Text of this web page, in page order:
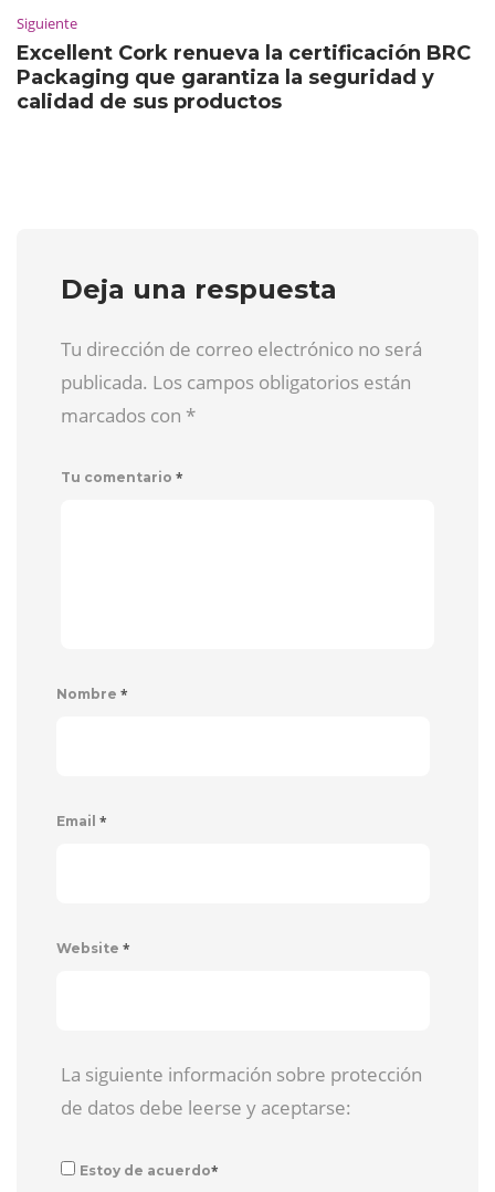
Siguiente
Excellent Cork renueva la certificación BRC
Packaging que garantiza la seguridad y
calidad de sus productos
Deja una respuesta
Tu dirección de correo electrónico no será
publicada. Los campos obligatorios están
marcados con *
Tu comentario *
Nombre *
Email *
Website *
La siguiente información sobre protección
de datos debe leerse y aceptarse:
Estoy de acuerdo*